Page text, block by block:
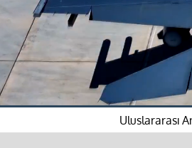
Uluslararası